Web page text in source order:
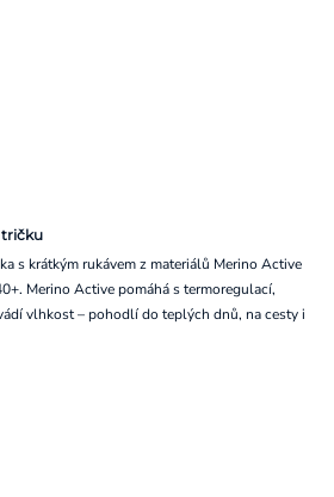
s krátkým rukávem z materiálů Merino Active
Merino Active pomáhá s termoregulací,
vlhkost – pohodlí do teplých dnů, na cesty i